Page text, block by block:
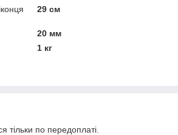
29 см
20 мм
1 кг
тільки по передоплаті.